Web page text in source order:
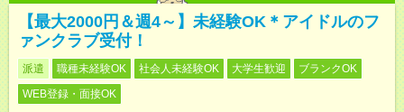
【最大2000円＆週4～】未経験OK＊アイドルのフ
ァンクラブ受付！
派遣 職種未経験OK 社会人未経験OK 大学生歓迎
ブランクOK
WEB登録・面接OK